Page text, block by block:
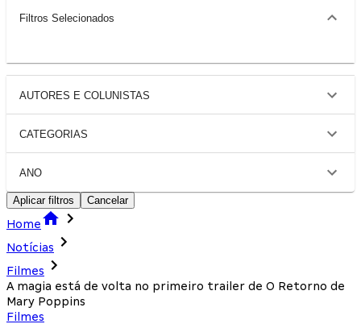
Filtros Selecionados
AUTORES E COLUNISTAS
CATEGORIAS
ANO
Aplicar filtros Cancelar
Home
Notícias
Filmes
A magia está de volta no primeiro trailer de O Retorno de
Mary Poppins
Filmes